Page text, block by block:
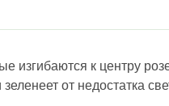
к центру
от недостатка